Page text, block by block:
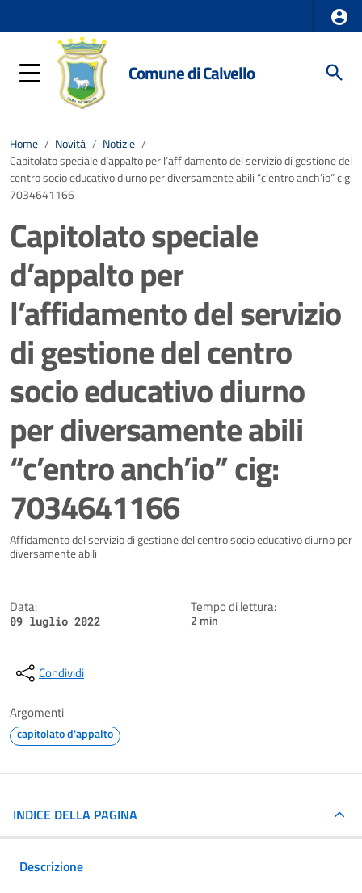
Comune di Calvello
Home / Novità / Notizie /
Capitolato speciale d’appalto per l’affidamento del servizio di gestione del
centro socio educativo diurno per diversamente abili “c’entro anch’io” cig:
7034641166
Capitolato speciale
d’appalto per
l’affidamento del servizio
di gestione del centro
socio educativo diurno
per diversamente abili
“c’entro anch’io” cig:
7034641166
Dettagli della notizia
Affidamento del servizio di gestione del centro socio educativo diurno per
diversamente abili 
Data:
09 luglio 2022
Tempo di lettura:
2 min
Condividi
Argomenti
capitolato d'appalto
INDICE DELLA PAGINA
Descrizione